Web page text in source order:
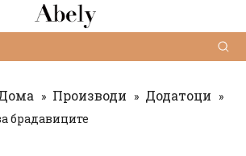
» Производи » Додатоци »
брадавиците